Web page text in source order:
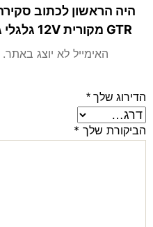
היה הראשון לכתוב
GTR מקורית 12V גלגלי גומי ומושבי עור 2 צבעים”
האימייל לא יוצג באתר.
הדירוג שלך *
הביקורת שלך *